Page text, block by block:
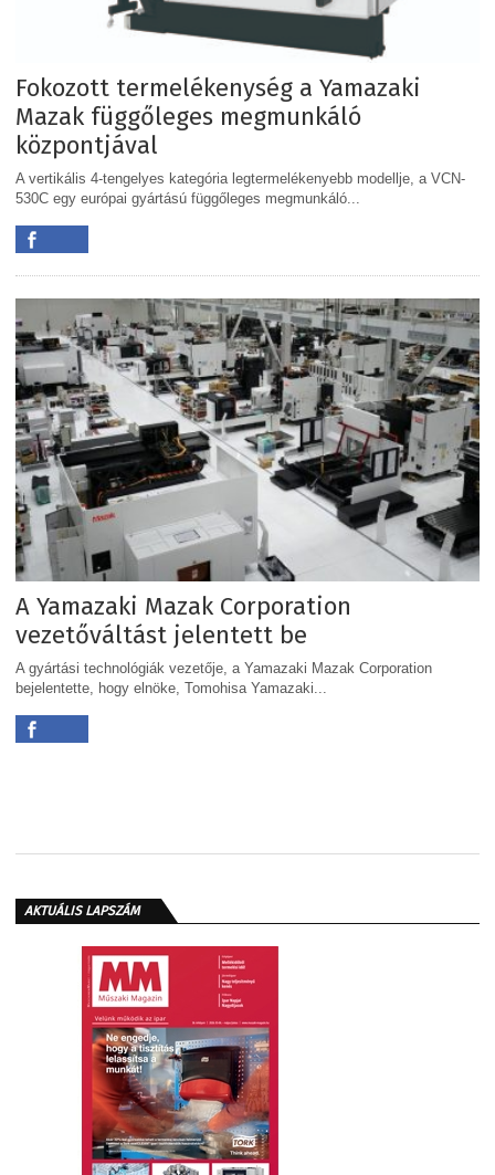
Fokozott termelékenység a Yamazaki
Mazak függőleges megmunkáló
központjával
A vertikális 4-tengelyes kategória legtermelékenyebb modellje, a VCN-
530C egy európai gyártású függőleges megmunkáló...
A Yamazaki Mazak Corporation
vezetőváltást jelentett be
A gyártási technológiák vezetője, a Yamazaki Mazak Corporation
bejelentette, hogy elnöke, Tomohisa Yamazaki...
AKTUÁLIS LAPSZÁM